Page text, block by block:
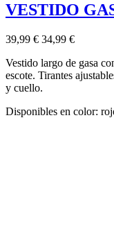
VESTIDO
39,99 € 34,99 €
Vestido largo de gasa
escote. Tirantes
y cuello.
Disponibles en color: